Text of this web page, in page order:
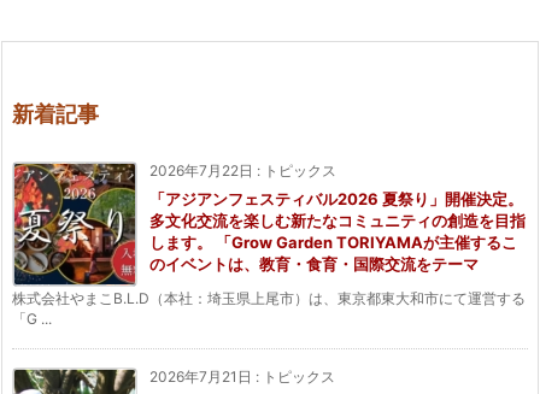
新着記事
2026年7月22日 : トピックス
「アジアンフェスティバル2026 夏祭り」開催決定。
多文化交流を楽しむ新たなコミュニティの創造を目指
します。 「Grow Garden TORIYAMAが主催するこ
のイベントは、教育・食育・国際交流をテーマ
株式会社やまこB.L.D（本社：埼玉県上尾市）は、東京都東大和市にて運営する
「G ...
2026年7月21日 : トピックス